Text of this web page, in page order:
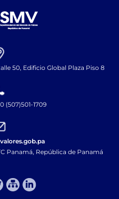
50, Edificio Global Plaza Piso 8
(507)501-1709
Panamá, República de Panamá​